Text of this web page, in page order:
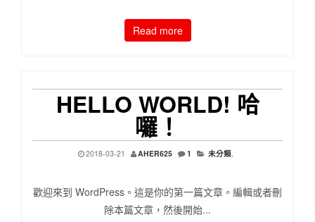
Read more
HELLO WORLD! 哈
囉！
2018-03-21 AHER625 1 未分類
歡迎來到 WordPress。這是你的第一篇文章。編輯或者刪
除本篇文章，然後開始...